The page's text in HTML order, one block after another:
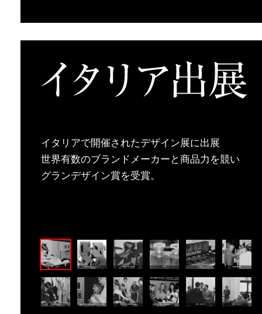
イタリアで開催されたデザイン展に出展
世界有数のブランドメーカーと商品力を競い
グランデザイン賞を受賞。